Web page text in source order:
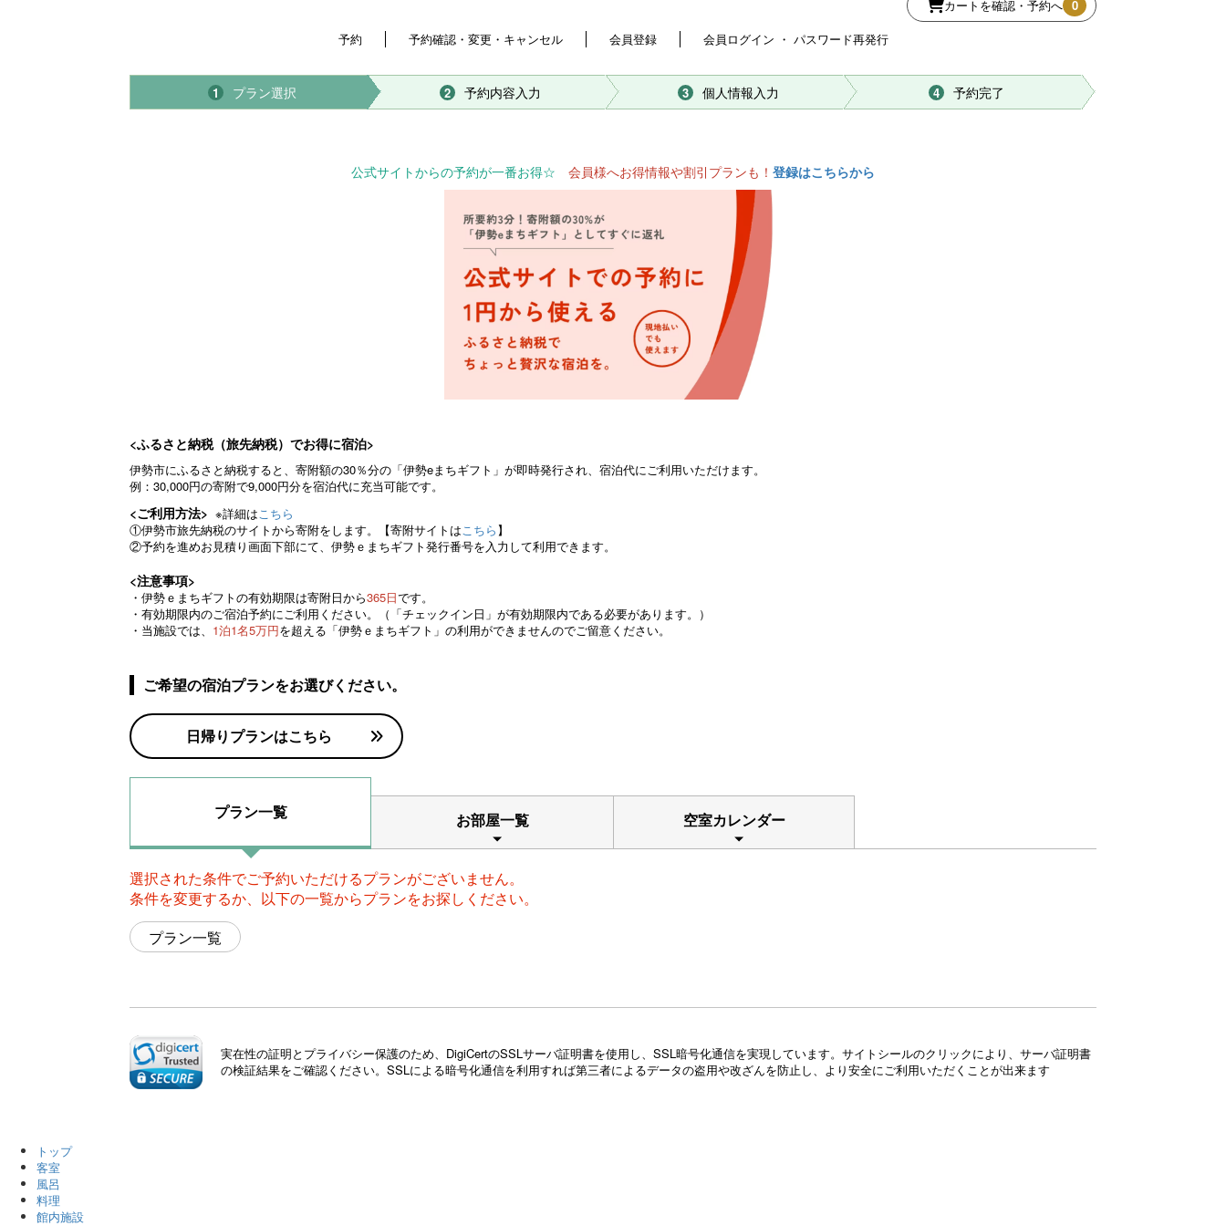
カートを確認・予約へ 0
予約
予約確認・変更・キャンセル 会員登録 会員ログイン ・ パスワード再発行
1 プラン選択 2 予約内容入力 3 個人情報入力 4 予約完了
公式サイトからの予約が一番お得☆ 会員様へお得情報や割引プランも！ 登録はこちらから
<ふるさと納税（旅先納税）でお得に宿泊>
伊勢市にふるさと納税すると、寄附額の30％分の「伊勢eまちギフト」が即時発行され、宿泊代にご利用いただけます。
例：30,000円の寄附で9,000円分を宿泊代に充当可能です。
<ご利用方法> ※詳細はこちら
①伊勢市旅先納税のサイトから寄附をします。【寄附サイトはこちら】
②予約を進めお見積り画面下部にて、伊勢ｅまちギフト発行番号を入力して利用できます。
<注意事項>
・伊勢ｅまちギフトの有効期限は寄附日から365日です。
・有効期限内のご宿泊予約にご利用ください。（「チェックイン日」が有効期限内である必要があります。）
・当施設では、 1泊1名5万円を超える「伊勢ｅまちギフト」の利用ができませんのでご留意ください。
ご希望の宿泊プランをお選びください。
日帰りプランはこちら
プラン一覧 お部屋一覧 空室カレンダー
選択された条件でご予約いただけるプランがございません。
条件を変更するか、以下の一覧からプランをお探しください。
プラン一覧
実在性の証明とプライバシー保護のため、DigiCertのSSLサーバ証明書を使用し、SSL暗号化通信を実現しています。サイトシールのクリックにより、サーバ証明書
の検証結果をご確認ください。SSLによる暗号化通信を利用すれば第三者によるデータの盗用や改ざんを防止し、より安全にご利用いただくことが出来ます
トップ
客室
風呂
料理
館内施設